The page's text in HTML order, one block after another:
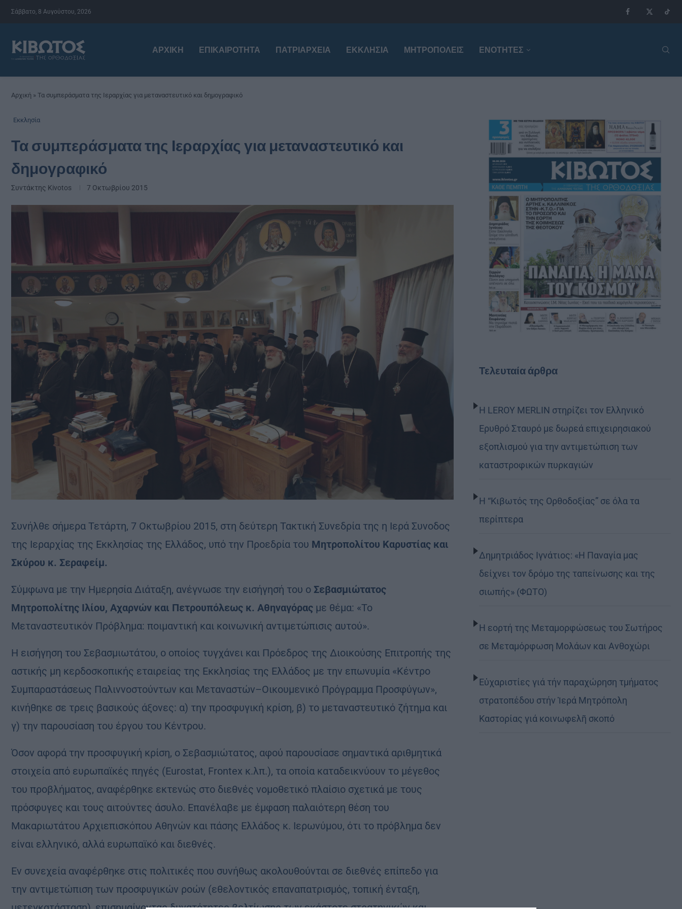
Σάββατο, 8 Αυγούστου, 2026
ΑΡΧΙΚΉ ΕΠΙΚΑΙΡΌΤΗΤΑ ΠΑΤΡΙΑΡΧΕΊΑ ΕΚΚΛΗΣΊΑ ΜΗΤΡΟΠΌΛΕΙΣ ΕΝΟΤΗΤΕΣ
Αρχική » Τα συμπεράσματα της Ιεραρχίας για μεταναστευτικό και δημογραφικό
Εκκλησία
Τα συμπεράσματα της Ιεραρχίας για μεταναστευτικό και
δημογραφικό
Συντάκτης Kivotos 7 Οκτωβρίου 2015
Συνήλθε σήμερα Τετάρτη, 7 Οκτωβρίου 2015, στη δεύτερη Τακτική Συνεδρία της η Ιερά Συνοδος
της Ιεραρχίας της Εκκλησίας της Ελλάδος, υπό την Προεδρία του Μητροπολίτου Καρυστίας και
Σκύρου κ. Σεραφείμ.
Σύμφωνα με την Ημερησία Διάταξη, ανέγνωσε την εισήγησή του ο Σεβασμιώτατος
Μητροπολίτης Ιλίου, Αχαρνών και Πετρουπόλεως κ. Αθηναγόρας με θέμα: «Το
Μεταναστευτικόν Πρόβλημα: ποιμαντική και κοινωνική αντιμετώπισις αυτού».
Η εισήγηση του Σεβασμιωτάτου, ο οποίος τυγχάνει και Πρόεδρος της Διοικούσης Επιτροπής της
αστικής μη κερδοσκοπικής εταιρείας της Εκκλησίας της Ελλάδος με την επωνυμία «Κέντρο
Συμπαραστάσεως Παλιννοστούντων και Μεταναστών–Οικουμενικό Πρόγραμμα Προσφύγων»,
κινήθηκε σε τρεις βασικούς άξονες: α) την προσφυγική κρίση, β) το μεταναστευτικό ζήτημα και
γ) την παρουσίαση του έργου του Κέντρου.
Όσον αφορά την προσφυγική κρίση, ο Σεβασμιώτατος, αφού παρουσίασε σημαντικά αριθμητικά
στοιχεία από ευρωπαϊκές πηγές (Eurostat, Frontex κ.λπ.), τα οποία καταδεικνύουν το μέγεθος
του προβλήματος, αναφέρθηκε εκτενώς στο διεθνές νομοθετικό πλαίσιο σχετικά με τους
πρόσφυγες και τους αιτούντες άσυλο. Επανέλαβε με έμφαση παλαιότερη θέση του
Μακαριωτάτου Αρχιεπισκόπου Αθηνών και πάσης Ελλάδος κ. Ιερωνύμου, ότι το πρόβλημα δεν
είναι ελληνικό, αλλά ευρωπαϊκό και διεθνές.
Εν συνεχεία αναφέρθηκε στις πολιτικές που συνήθως ακολουθούνται σε διεθνές επίπεδο για
την αντιμετώπιση των προσφυγικών ροών (εθελοντικός επαναπατρισμός, τοπική ένταξη,
Τελευταία άρθρα
Η LEROY MERLIN στηρίζει τον Ελληνικό
Ερυθρό Σταυρό με δωρεά επιχειρησιακού
εξοπλισμού για την αντιμετώπιση των
καταστροφικών πυρκαγιών
Η “Κιβωτός της Ορθοδοξίας” σε όλα τα
περίπτερα
Δημητριάδος Ιγνάτιος: «Η Παναγία μας
δείχνει τον δρόμο της ταπείνωσης και της
σιωπής» (ΦΩΤΟ)
Η εορτή της Μεταμορφώσεως του Σωτήρος
σε Μεταμόρφωση Μολάων και Ανθοχώρι
Εὐχαριστίες γιά τήν παραχώρηση τμήματος
στρατοπέδου στήν Ἱερά Μητρόπολη
Καστορίας γιά κοινωφελῆ σκοπό